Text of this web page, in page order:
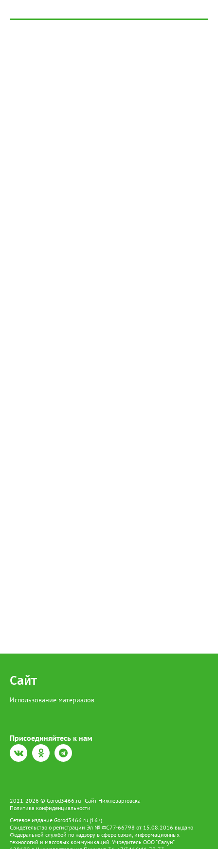
Сайт
Использование материалов
Присоединяйтесь к нам
2021-2026 © Gorod3466.ru - Сайт Нижневартовска
Политика конфиденциальности
Сетевое издание Gorod3466.ru (16+).
Свидетельство о регистрации Эл № ФС77-66798 от 15.08.2016 выдано
Федеральной службой по надзору в сфере связи, информационных
технологий и массовых коммуникаций. Учредитель ООО "Салун"